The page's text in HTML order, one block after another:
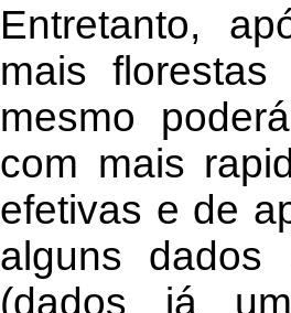
Entretanto,
mais
mesmo
com mais
efetivas e de
alguns dados
(dados já